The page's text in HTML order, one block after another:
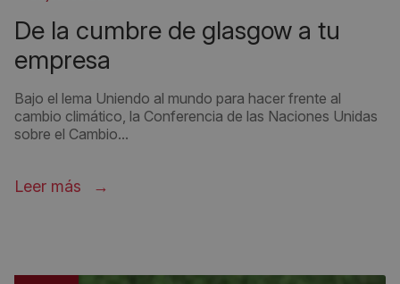
de la cumbre de glasgow a tu
empresa
Bajo el lema Uniendo al mundo para hacer frente al
cambio climático, la Conferencia de las Naciones Unidas
sobre el Cambio...
Leer más